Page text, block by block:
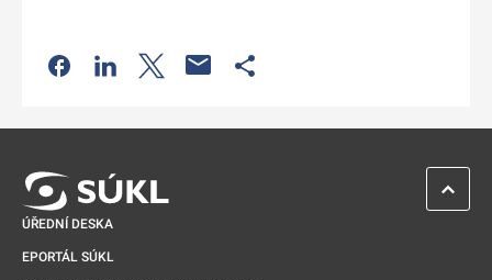
Odkaz se otevře na nové kartě
Odkaz se otevře na nové kartě
Odkaz se otevře na nové kartě
ÚŘEDNÍ DESKA
EPORTÁL SÚKL
ZPĚT